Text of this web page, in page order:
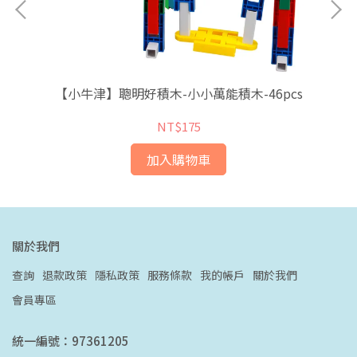
【小牛津】聰明好積木-小小萬能積木-46pcs
NT$175
加入購物車
關於我們
查詢 退款政策 隱私政策 服務條款 我的帳戶
關於我們
會員專區
統一編號：97361205